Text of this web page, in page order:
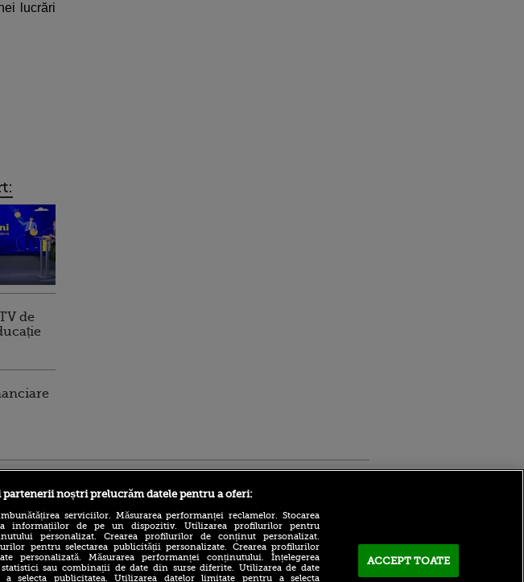
lucrări
de
partenerii noștri prelucrăm datele pentru a oferi:
serviciilor. Măsurarea performanței reclamelor. Stocarea
informațiilor de pe un dispozitiv. Utilizarea profilurilor pentru
personalizat. Crearea profilurilor de conținut personalizat.
pentru selectarea publicității personalizate. Crearea profilurilor
personalizată. Măsurarea performanței conținutului. Înțelegerea
sau combinații de date din surse diferite. Utilizarea de date
selecta publicitatea. Utilizarea datelor limitate pentru a selecta
ACCEPT TOATE